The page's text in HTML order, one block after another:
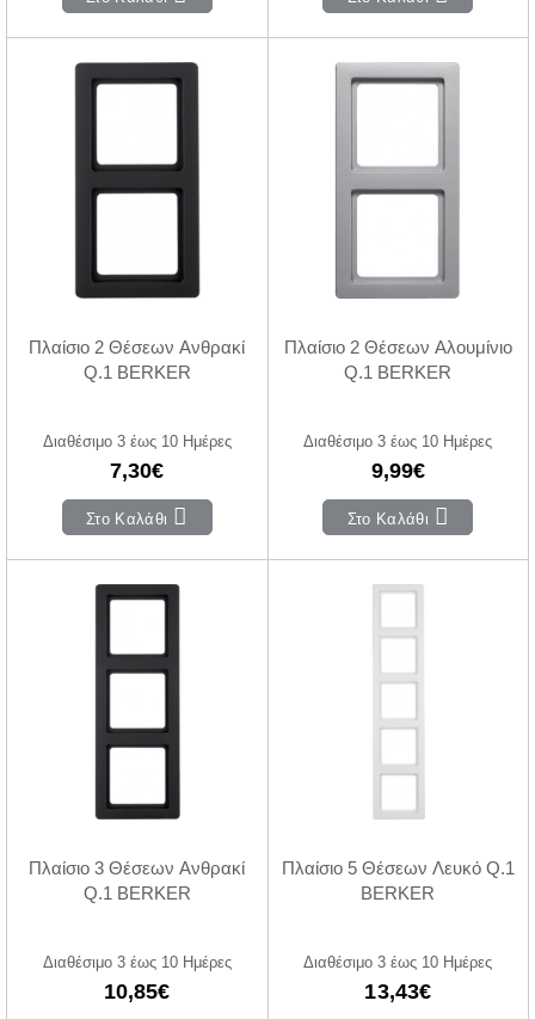
Πλαίσιο 2 Θέσεων Ανθρακί
Q.1 BERKER
Διαθέσιμο 3 έως 10 Ημέρες
7,30€
Στο Καλάθι
Πλαίσιο 2 Θέσεων Αλουμίνιο
Q.1 BERKER
Διαθέσιμο 3 έως 10 Ημέρες
9,99€
Στο Καλάθι
Πλαίσιο 3 Θέσεων Ανθρακί
Q.1 BERKER
Διαθέσιμο 3 έως 10 Ημέρες
10,85€
Πλαίσιο 5 Θέσεων Λευκό Q.1
BERKER
Διαθέσιμο 3 έως 10 Ημέρες
13,43€